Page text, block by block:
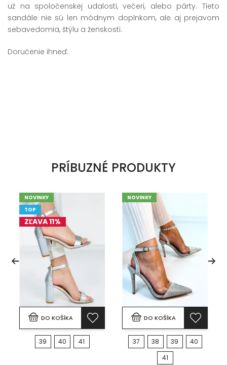
už na spoločenskej udalosti, večeri, alebo párty. Tieto
sandále nie sú len módnym doplnkom, ale aj prejavom
sebavedomia, štýlu a ženskosti.
Doručenie ihneď.
PRÍBUZNÉ PRODUKTY
NOVINKY
TOP
ZĽAVA 11%
DO KOŠÍKA
39 40 41
NOVINKY
DO KOŠÍKA
37 38 39
40
41